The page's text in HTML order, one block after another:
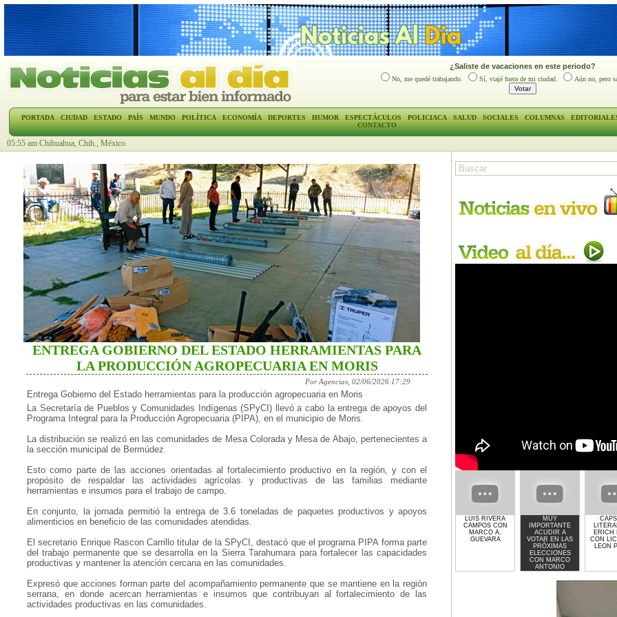
¿Saliste de vacaciones en este periodo?
No, me quedé trabajando. Sí, viajé fuera de mi ciudad. Aún no, pero
PORTADA CIUDAD ESTADO PAÍS MUNDO POLÍTICA ECONOMÍA DEPORTES HUMOR ESPECTÁCULOS POLICIACA SALUD SOCIALES COLUMNAS
CONTACTO
05:55 am Chihuahua, Chih., México
ENTREGA GOBIERNO DEL ESTADO HERRAMIENTAS PARA
LA PRODUCCIÓN AGROPECUARIA EN MORIS
Por Agencias, 02/06/2026 17:29
Entrega Gobierno del Estado herramientas para la producción agropecuaria en Moris
La Secretaría de Pueblos y Comunidades Indígenas (SPyCI) llevó a cabo la entrega de apoyos del
Programa Integral para la Producción Agropecuaria (PIPA), en el municipio de Moris.
La distribución se realizó en las comunidades de Mesa Colorada y Mesa de Abajo, pertenecientes a
la sección municipal de Bermúdez.
Esto como parte de las acciones orientadas al fortalecimiento productivo en la región, y con el
propósito de respaldar las actividades agrícolas y productivas de las familias mediante
herramientas e insumos para el trabajo de campo.
En conjunto, la jornada permitió la entrega de 3.6 toneladas de paquetes productivos y apoyos
alimenticios en beneficio de las comunidades atendidas.
El secretario Enrique Rascon Carrillo titular de la SPyCI, destacó que el programa PIPA forma parte
del trabajo permanente que se desarrolla en la Sierra Tarahumara para fortalecer las capacidades
productivas y mantener la atención cercana en las comunidades.
Expresó que acciones forman parte del acompañamiento permanente que se mantiene en la región
serrana, en donde acercan herramientas e insumos que contribuyan al fortalecimiento de las
actividades productivas en las comunidades.
LUIS RIVERA
CAMPOS CON
MARCO A.
GUEVARA
MUY
IMPORTANTE
ACUDIR A
VOTAR EN LAS
PRÓXIMAS
ELECCIONES
CON MARCO
ANTONIO
GUEVARA
ERICH
CON
LEON